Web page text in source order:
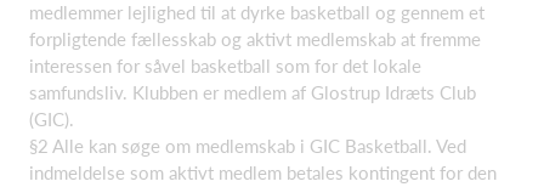
medlemmer lejlighed til at dyrke basketball og gennem et
forpligtende fællesskab og aktivt medlemskab at fremme
interessen for såvel basketball som for det lokale
samfundsliv. Klubben er medlem af Glostrup Idræts Club
(GIC).
§2 Alle kan søge om medlemskab i GIC Basketball. Ved
indmeldelse som aktivt medlem betales kontingent for den